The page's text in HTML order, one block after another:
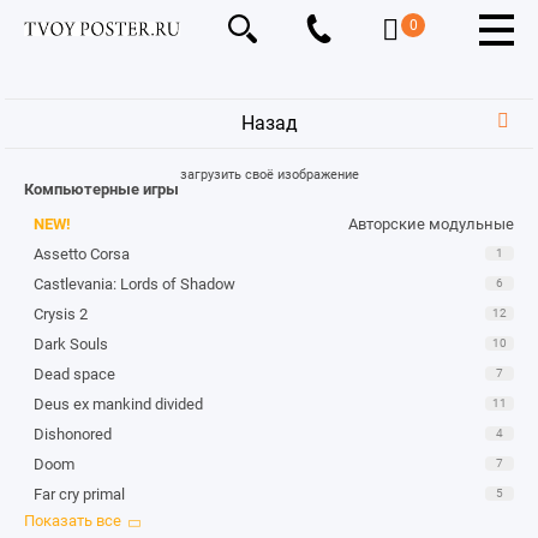
0
Назад
загрузить своё изображение
Компьютерные игры
NEW!
Авторские модульные
Assetto Corsa
1
Castlevania: Lords of Shadow 6
Crysis 2 12
Dark Souls 10
Dead space 7
Deus ex mankind divided 11
Dishonored 4
Doom 7
Far cry primal 5
Final fantasy xiii